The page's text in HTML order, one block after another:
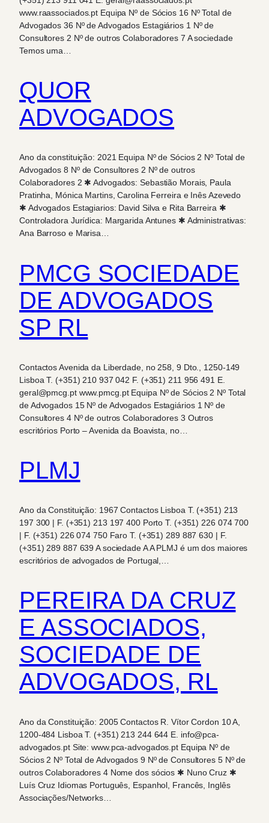
www.raassociados.pt Equipa Nº de Sócios 16 Nº Total de
Advogados 36 Nº de Advogados Estagiários 1 Nº de
Consultores 2 Nº de outros Colaboradores 7 A sociedade
Temos uma…
QUOR
ADVOGADOS
Ano da constituição: 2021 Equipa Nº de Sócios 2 Nº Total de
Advogados 8 Nº de Consultores 2 Nº de outros
Colaboradores 2 ✱ Advogados: Sebastião Morais, Paula
Pratinha, Mónica Martins, Carolina Ferreira e Inês Azevedo
✱ Advogados Estagiarios: David Silva e Rita Barreira ✱
Controladora Jurídica: Margarida Antunes ✱ Administrativas:
Ana Barroso e Marisa…
PMCG SOCIEDADE
DE ADVOGADOS
SP RL
Contactos Avenida da Liberdade, no 258, 9 Dto., 1250-149
Lisboa T. (+351) 210 937 042 F. (+351) 211 956 491 E.
geral@pmcg.pt www.pmcg.pt Equipa Nº de Sócios 2 Nº Total
de Advogados 15 Nº de Advogados Estagiários 1 Nº de
Consultores 4 Nº de outros Colaboradores 3 Outros
escritórios Porto – Avenida da Boavista, no…
PLMJ
Ano da Constituição: 1967 Contactos Lisboa T. (+351) 213
197 300 | F. (+351) 213 197 400 Porto T. (+351) 226 074 700
| F. (+351) 226 074 750 Faro T. (+351) 289 887 630 | F.
(+351) 289 887 639 A sociedade A A PLMJ é um dos maiores
escritórios de advogados de Portugal,…
PEREIRA DA CRUZ
E ASSOCIADOS,
SOCIEDADE DE
ADVOGADOS, RL
Ano da Constituição: 2005 Contactos R. Vítor Cordon 10 A,
1200-484 Lisboa T. (+351) 213 244 644 E. info@pca-
advogados.pt Site: www.pca-advogados.pt Equipa Nº de
Sócios 2 Nº Total de Advogados 9 Nº de Consultores 5 Nº de
outros Colaboradores 4 Nome dos sócios ✱ Nuno Cruz ✱
Luís Cruz Idiomas Português, Espanhol, Francês, Inglês
Associações/Networks…